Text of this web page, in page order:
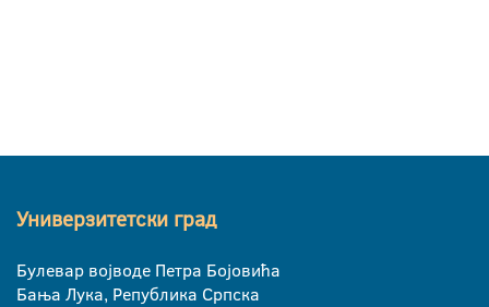
Универзитетски град
Булевар војводе Петра Бојовића
Бања Лука, Република Српска